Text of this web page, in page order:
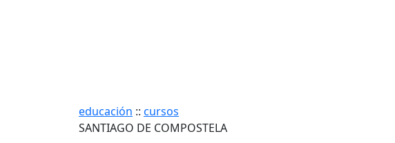
educación :: cursos
SANTIAGO DE COMPOSTELA